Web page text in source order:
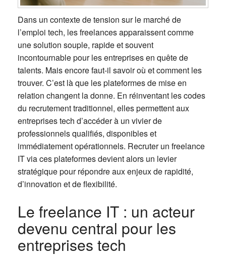
Dans un contexte de tension sur le marché de
l’emploi tech, les freelances apparaissent comme
une solution souple, rapide et souvent
incontournable pour les entreprises en quête de
talents. Mais encore faut-il savoir où et comment les
trouver. C’est là que les plateformes de mise en
relation changent la donne. En réinventant les codes
du recrutement traditionnel, elles permettent aux
entreprises tech d’accéder à un vivier de
professionnels qualifiés, disponibles et
immédiatement opérationnels. Recruter un freelance
IT via ces plateformes devient alors un levier
stratégique pour répondre aux enjeux de rapidité,
d’innovation et de flexibilité.
Le freelance IT : un acteur
devenu central pour les
entreprises tech